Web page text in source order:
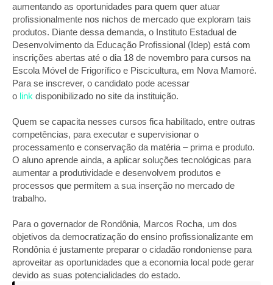
aumentando as oportunidades para quem quer atuar
profissionalmente nos nichos de mercado que exploram tais
produtos. Diante dessa demanda, o Instituto Estadual de
Desenvolvimento da Educação Profissional (Idep) está com
inscrições abertas até o dia 18 de novembro para cursos na
Escola Móvel de Frigorífico e Piscicultura, em Nova Mamoré.
Para se inscrever, o candidato pode acessar
o link disponibilizado no site da instituição.
Quem se capacita nesses cursos fica habilitado, entre outras
competências, para executar e supervisionar o
processamento e conservação da matéria – prima e produto.
O aluno aprende ainda, a aplicar soluções tecnológicas para
aumentar a produtividade e desenvolvem produtos e
processos que permitem a sua inserção no mercado de
trabalho.
Para o governador de Rondônia, Marcos Rocha, um dos
objetivos da democratização do ensino profissionalizante em
Rondônia é justamente preparar o cidadão rondoniense para
aproveitar as oportunidades que a economia local pode gerar
devido as suas potencialidades do estado.